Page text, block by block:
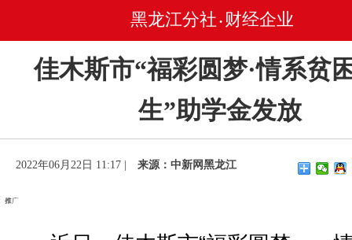
黑龙江分社 • 财经企业
佳木斯市“福彩圆梦·情系贫
生”助学金发放
2022年06月22日 11:17 | 来源：中新网黑龙江